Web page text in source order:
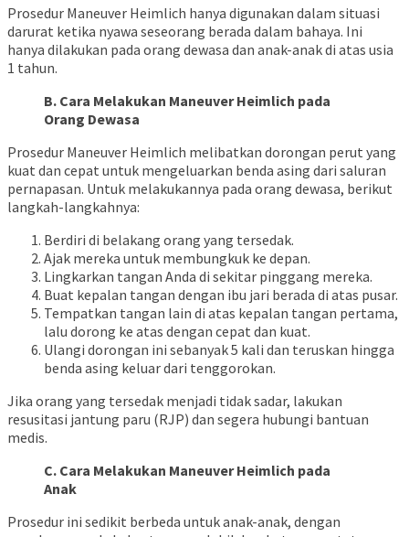
Prosedur Maneuver Heimlich hanya digunakan dalam situasi
darurat ketika nyawa seseorang berada dalam bahaya. Ini
hanya dilakukan pada orang dewasa dan anak-anak di atas usia
1 tahun.
B. Cara Melakukan Maneuver Heimlich pada
Orang Dewasa
Prosedur Maneuver Heimlich melibatkan dorongan perut yang
kuat dan cepat untuk mengeluarkan benda asing dari saluran
pernapasan. Untuk melakukannya pada orang dewasa, berikut
langkah-langkahnya:
Berdiri di belakang orang yang tersedak.
Ajak mereka untuk membungkuk ke depan.
Lingkarkan tangan Anda di sekitar pinggang mereka.
Buat kepalan tangan dengan ibu jari berada di atas pusar.
Tempatkan tangan lain di atas kepalan tangan pertama,
lalu dorong ke atas dengan cepat dan kuat.
Ulangi dorongan ini sebanyak 5 kali dan teruskan hingga
benda asing keluar dari tenggorokan.
Jika orang yang tersedak menjadi tidak sadar, lakukan
resusitasi jantung paru (RJP) dan segera hubungi bantuan
medis.
C. Cara Melakukan Maneuver Heimlich pada
Anak
Prosedur ini sedikit berbeda untuk anak-anak, dengan